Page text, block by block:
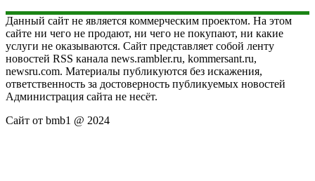
Данный сайт не является коммерческим проектом. На этом
сайте ни чего не продают, ни чего не покупают, ни какие
услуги не оказываются. Сайт представляет собой ленту
новостей RSS канала news.rambler.ru, kommersant.ru,
newsru.com. Материалы публикуются без искажения,
ответственность за достоверность публикуемых новостей
Администрация сайта не несёт.
Сайт от bmb1 @ 2024